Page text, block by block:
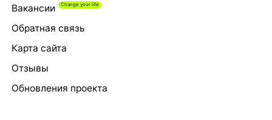
Вакансии
Обратная связь
Карта сайта
Отзывы
Обновления проекта